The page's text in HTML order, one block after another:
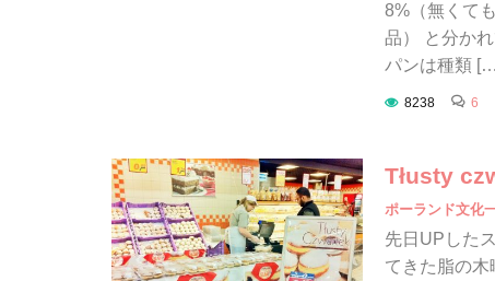
8%（無くて
品） と分か
パンは種類
8238 6
Tłusty
ポーランド文化
先日UPした
てきた脂の